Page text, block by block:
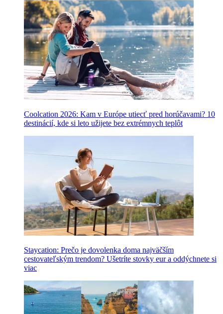
Coolcation 2026: Kam v Európe utiecť pred horúčavami? 10
destinácií, kde si leto užijete bez extrémnych teplôt
Staycation: Prečo je dovolenka doma najväčším
cestovateľským trendom? Ušetríte stovky eur a oddýchnete si
viac